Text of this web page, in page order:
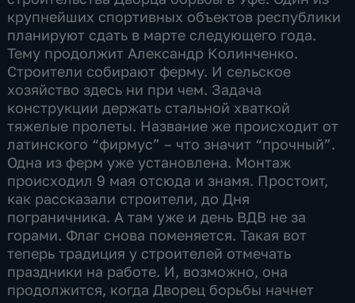
крупнейших спортивных объектов республики
планируют сдать в марте следующего года.
Тему продолжит Александр Колинченко.
Строители собирают ферму. И сельское
хозяйство здесь ни при чем. Задача
конструкции держать стальной хваткой
тяжелые пролеты. Название же происходит от
латинского “фирмус” – что значит “прочный”.
Одна из ферм уже установлена. Монтаж
происходил 9 мая отсюда и знамя. Простоит,
как рассказали строители, до Дня
пограничника. А там уже и день ВДВ не за
горами. Флаг снова поменяется. Такая вот
теперь традиция у строителей отмечать
праздники на работе. И, возможно, она
продолжится, когда Дворец борьбы начнет